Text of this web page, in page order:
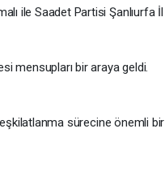
ile Saadet Partisi Şanlıurfa İl
mensupları bir araya geldi.
teşkilatlanma sürecine önemli bir